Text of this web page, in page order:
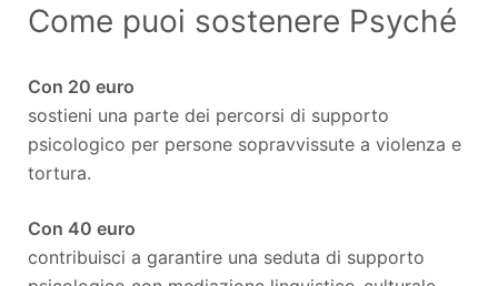
Come puoi sostenere Psyché
Con 20 euro
sostieni una parte dei percorsi di supporto
psicologico per persone sopravvissute a violenza e
tortura.
Con 40 euro
contribuisci a garantire una seduta di supporto